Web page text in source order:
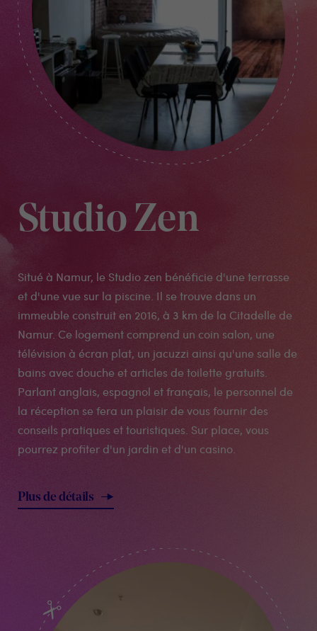
Studio Zen
Situé à Namur, le Studio zen bénéficie d'une terrasse
et d'une vue sur la piscine. Il se trouve dans un
immeuble construit en 2016, à 3 km de la Citadelle de
Namur. Ce logement comprend un coin salon, une
télévision à écran plat, un jacuzzi ainsi qu'une salle de
bains avec douche et articles de toilette gratuits.
Parlant anglais, espagnol et français, le personnel de
la réception se fera un plaisir de vous fournir des
conseils pratiques et touristiques. Sur place, vous
pourrez profiter d'un jardin et d'un casino.
Plus de détails